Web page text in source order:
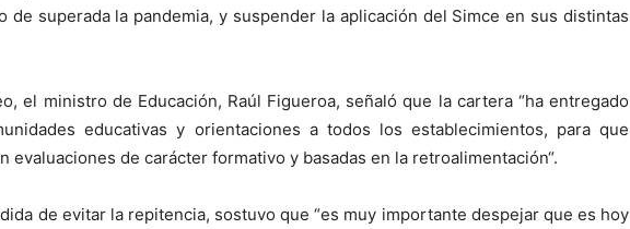
de superada la pandemia, y suspender la aplicación del Simce en sus distintas
el ministro de Educación, Raúl Figueroa, señaló que la cartera “ha entregado
educativas y orientaciones a todos los establecimientos, para que
evaluaciones de carácter formativo y basadas en la retroalimentación“.
de evitar la repitencia, sostuvo que “es muy importante despejar que es hoy